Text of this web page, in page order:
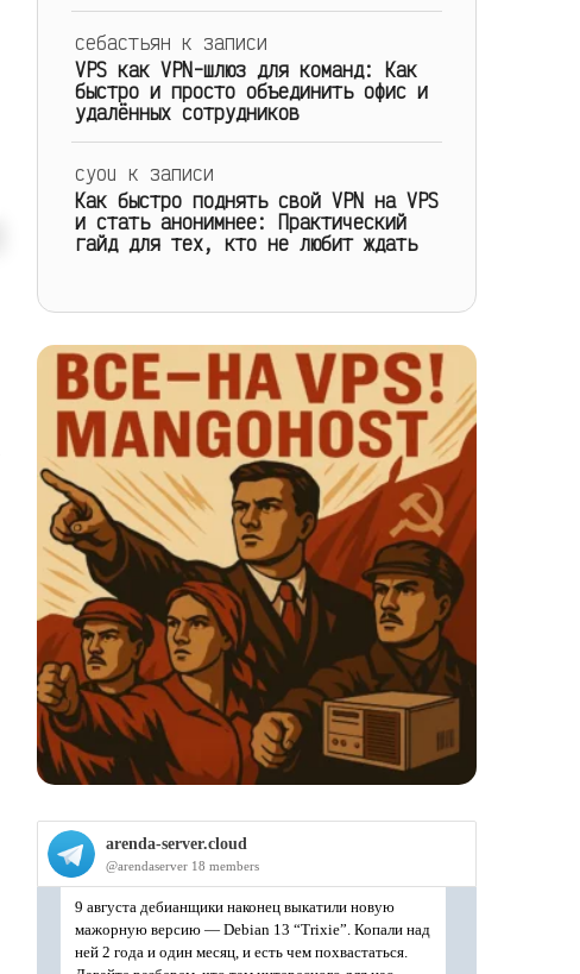
себастьян к записи
VPS как VPN-шлюз для команд: Как
быстро и просто объединить офис и
удалённых сотрудников
cyou к записи
Как быстро поднять свой VPN на VPS
и стать анонимнее: Практический
гайд для тех, кто не любит ждать